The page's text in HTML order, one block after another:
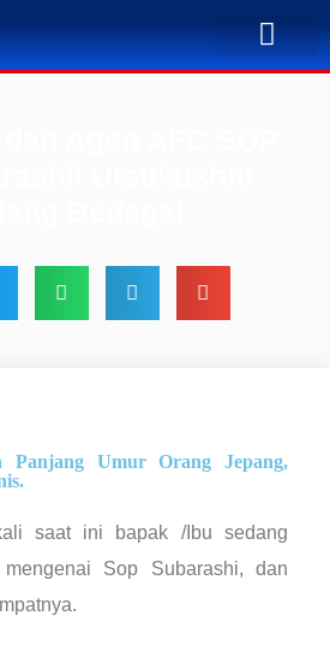
Panjang Umur Orang Jepang,
saat ini bapak /Ibu sedang
Sop Subarashi, dan